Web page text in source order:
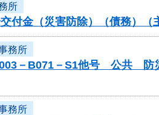
所
付金（災害防除）（債務）
務所
－B071－S1他号 公共 防
務所